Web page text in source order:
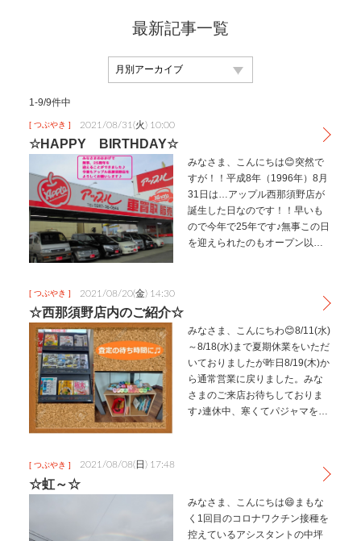
最新記事一覧
1-9/9件中
[ つぶやき ] 2021/08/31(火) 10:00
☆HAPPY BIRTHDAY☆
みなさま、こんにちは😊突然で
すが！！平成8年（1996年）8月
31日は…アップル西那須野店が
誕生した日なのです！！早いも
ので今年で25年です♪無事この日
を迎えられたのもオープン以
[ つぶやき ] 2021/08/20(金) 14:30
☆西那須野店内のご紹介☆
みなさま、こんにちわ😊8/11(水)
～8/18(水)まで夏期休業をいただ
いておりましたが昨日8/19(木)か
ら通常営業に戻りました。みな
さまのご来店お待ちしておりま
す♪連休中、寒くてパジャマを秋
[ つぶやき ] 2021/08/08(日) 17:48
☆虹～☆
みなさま、こんにちは😄まもな
く1回目のコロナワクチン接種を
控えているアシスタントの中坪